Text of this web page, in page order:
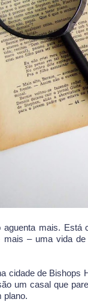
aguenta mais.
mais – uma vida
cidade de Bishops
um casal que
plano.